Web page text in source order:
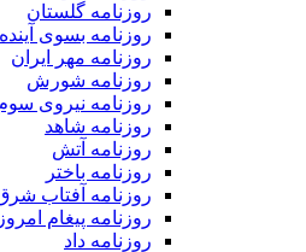
روزنامه گلستان
روزنامه بسوی آینده
روزنامه مهر ایران
روزنامه شورش
روزنامه نیروی
روزنامه شاهد
روزنامه آتش
روزنامه باختر
روزنامه آفتاب
روزنامه پیغام امروز
روزنامه داد